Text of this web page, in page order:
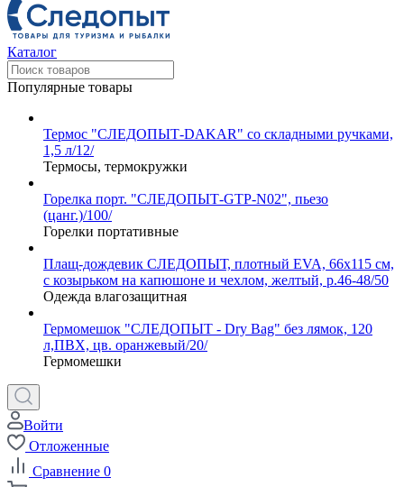
Каталог
Популярные товары
Термос "СЛЕДОПЫТ-DAKAR" со складными ручками,
1,5 л/12/
Термосы, термокружки
Горелка порт. "СЛЕДОПЫТ-GTP-N02", пьезо
(цанг.)/100/
Горелки портативные
Плащ-дождевик СЛЕДОПЫТ, плотный EVA, 66х115 см,
с козырьком на капюшоне и чехлом, желтый, р.46-48/50
Одежда влагозащитная
Гермомешок "СЛЕДОПЫТ - Dry Bag" без лямок, 120
л,ПВХ, цв. оранжевый/20/
Гермомешки
Войти
Отложенные
Сравнение 0